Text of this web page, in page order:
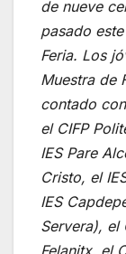
de nueve
pasado
Feria. Los
Muestra de
contado
el CIFP
IES Pare
Cristo, el
IES
Servera), el
Felanitx, el